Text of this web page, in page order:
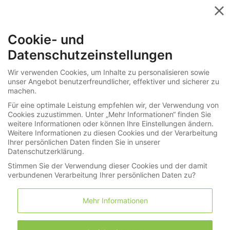
Schmuck
278-5294
Ring: exklusiver Platinring mit "Vivid Pink
Red" Burmarubin und wertvollem
Diamantbesatz, IGI-Zertifikat
LNDA Los
Informationen
Cookie- und
Datenschutzeinstellungen
Wir verwenden Cookies, um Inhalte zu personalisieren sowie
unser Angebot benutzerfreundlicher, effektiver und sicherer zu
machen.
Für eine optimale Leistung empfehlen wir, der Verwendung von
Cookies zuzustimmen. Unter „Mehr Informationen“ finden Sie
weitere Informationen oder können Ihre Einstellungen ändern.
Weitere Informationen zu diesen Cookies und der Verarbeitung
Ihrer persönlichen Daten finden Sie in unserer
Datenschutzerklärung.
Stimmen Sie der Verwendung dieser Cookies und der damit
verbundenen Verarbeitung Ihrer persönlichen Daten zu?
Mehr Informationen